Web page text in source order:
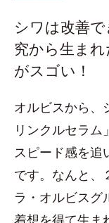
シワは改善
究から生ま
がスゴい！
オルビスから
リンクルセラム
スピード感を追
です。なんと、
ラ・オルビスグ
着想を得て生ま